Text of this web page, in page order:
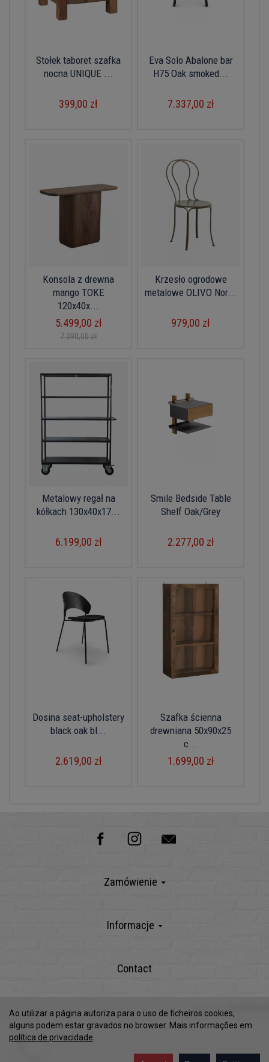
Stołek taboret szafka
nocna UNIQUE ...
399,00 zł
Eva Solo Abalone bar
H75 Oak smoked...
7.337,00 zł
Konsola z drewna
mango TOKE
120x40x...
5.499,00 zł
7.390,00 zł
Krzesło ogrodowe
metalowe OLIVO Nor...
979,00 zł
Metalowy regał na
kółkach 130x40x17...
6.199,00 zł
Smile Bedside Table
Shelf Oak/Grey
2.277,00 zł
Dosina seat-upholstery
black oak bl...
2.619,00 zł
Szafka ścienna
drewniana 50x90x25
c...
1.699,00 zł
Zamówienie
Informacje
Contact
Powered by
Ao utilizar a página autoriza para o uso de ficheiros cookies,
alguns podem estar gravados no browser. Mais informações em
política de privacidade